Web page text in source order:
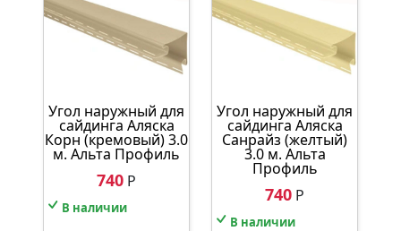
Угол наружный для
сайдинга Аляска
Корн (кремовый) 3.0
м. Альта Профиль
740 Р
В наличии
Угол наружный для
сайдинга Аляска
Санрайз (желтый)
3.0 м. Альта
Профиль
740 Р
В наличии